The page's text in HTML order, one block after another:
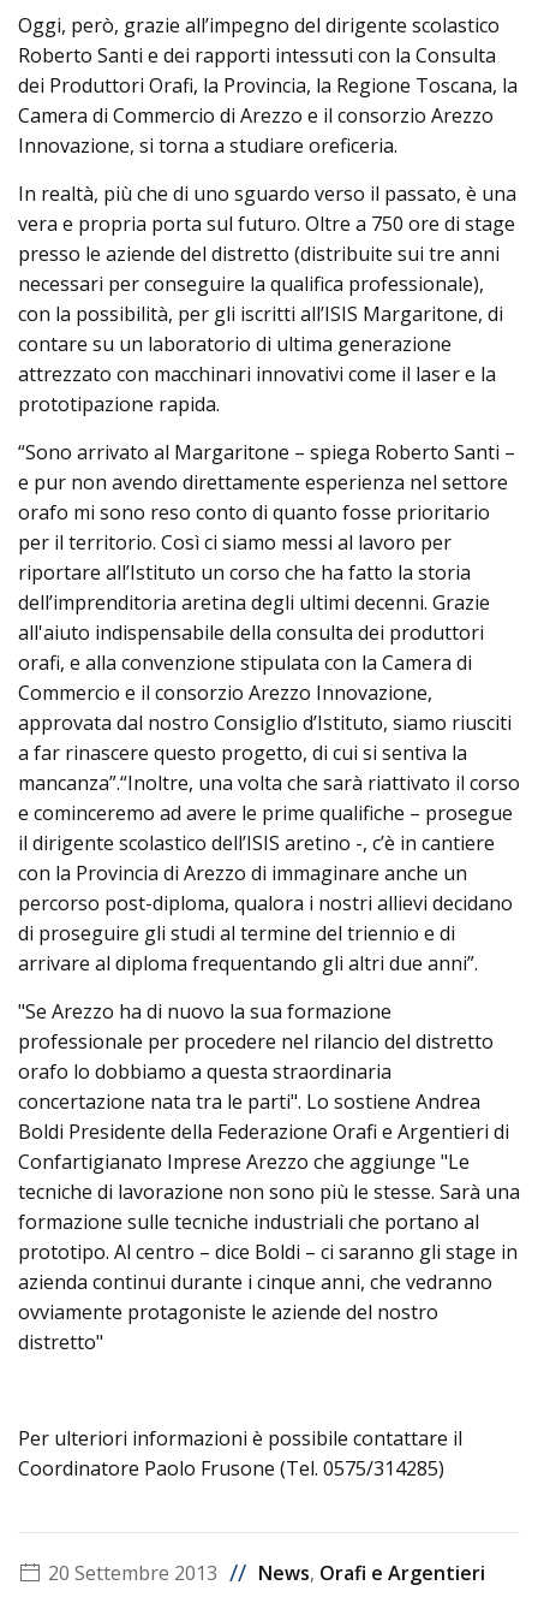
Oggi, però, grazie all’impegno del dirigente scolastico
Roberto Santi e dei rapporti intessuti con la Consulta
dei Produttori Orafi, la Provincia, la Regione Toscana, la
Camera di Commercio di Arezzo e il consorzio Arezzo
Innovazione, si torna a studiare oreficeria.
In realtà, più che di uno sguardo verso il passato, è una
vera e propria porta sul futuro. Oltre a 750 ore di stage
presso le aziende del distretto (distribuite sui tre anni
necessari per conseguire la qualifica professionale),
con la possibilità, per gli iscritti all’ISIS Margaritone, di
contare su un laboratorio di ultima generazione
attrezzato con macchinari innovativi come il laser e la
prototipazione rapida.
“Sono arrivato al Margaritone – spiega Roberto Santi –
e pur non avendo direttamente esperienza nel settore
orafo mi sono reso conto di quanto fosse prioritario
per il territorio. Così ci siamo messi al lavoro per
riportare all’Istituto un corso che ha fatto la storia
dell’imprenditoria aretina degli ultimi decenni. Grazie
all'aiuto indispensabile della consulta dei produttori
orafi, e alla convenzione stipulata con la Camera di
Commercio e il consorzio Arezzo Innovazione,
approvata dal nostro Consiglio d’Istituto, siamo riusciti
a far rinascere questo progetto, di cui si sentiva la
mancanza”.“Inoltre, una volta che sarà riattivato il corso
e cominceremo ad avere le prime qualifiche – prosegue
il dirigente scolastico dell’ISIS aretino -, c’è in cantiere
con la Provincia di Arezzo di immaginare anche un
percorso post-diploma, qualora i nostri allievi decidano
di proseguire gli studi al termine del triennio e di
arrivare al diploma frequentando gli altri due anni”.
"Se Arezzo ha di nuovo la sua formazione
professionale per procedere nel rilancio del distretto
orafo lo dobbiamo a questa straordinaria
concertazione nata tra le parti". Lo sostiene Andrea
Boldi Presidente della Federazione Orafi e Argentieri di
Confartigianato Imprese Arezzo che aggiunge "Le
tecniche di lavorazione non sono più le stesse. Sarà una
formazione sulle tecniche industriali che portano al
prototipo. Al centro – dice Boldi – ci saranno gli stage in
azienda continui durante i cinque anni, che vedranno
ovviamente protagoniste le aziende del nostro
distretto"
Per ulteriori informazioni è possibile contattare il
Coordinatore Paolo Frusone (Tel. 0575/314285)
20 Settembre 2013 // News, Orafi e Argentieri